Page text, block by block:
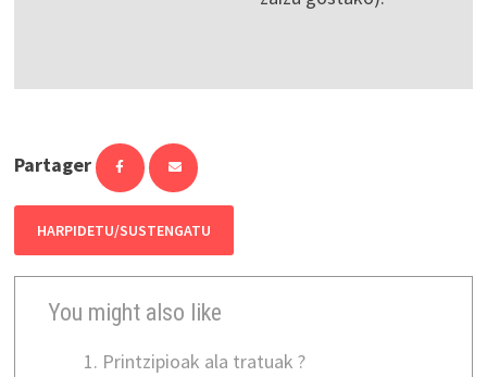
Partager
HARPIDETU/SUSTENGATU
You might also like
Printzipioak ala tratuak ?